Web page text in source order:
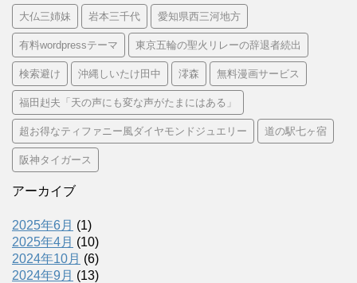
大仏三姉妹 岩本三千代 愛知県西三河地方
有料wordpressテーマ 東京五輪の聖火リレーの辞退者続出
検索避け 沖縄しいたけ田中 澪森 無料漫画サービス
福田赳夫「天の声にも変な声がたまにはある」
超お得なティファニー風ダイヤモンドジュエリー 道の駅七ヶ宿
阪神タイガース
アーカイブ
2025年6月 (1)
2025年4月 (10)
2024年10月 (6)
2024年9月 (13)